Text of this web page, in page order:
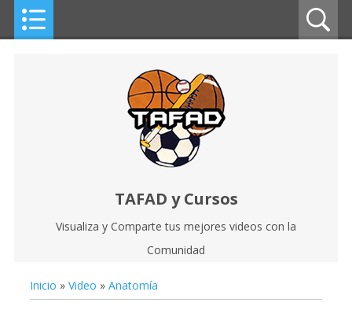
TAFAD y Cursos
Visualiza y Comparte tus mejores videos con la
Comunidad
Inicio » Video » Anatomía